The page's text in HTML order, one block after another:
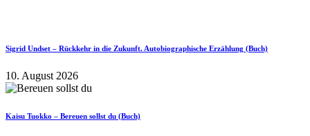
Sigrid Undset – Rückkehr in die Zukunft. Autobiographische Erzählung (Buch)
10. August 2026
Kaisu Tuokko – Bereuen sollst du (Buch)